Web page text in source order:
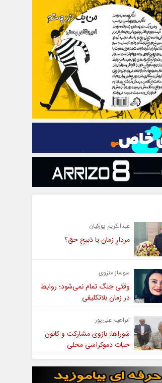
عبدالکریم پورکیان
مردارِ زمان یا ذبیحِ حق؟
سولماز منزوی
وقتی جنگ تمام نمی‌شود؛ روابط
در زمان بلاتکلیفی
ابراهیم علی‌پور
شوراها؛ بازوی مشارکت و کانون
حیات دموکراسی محلی